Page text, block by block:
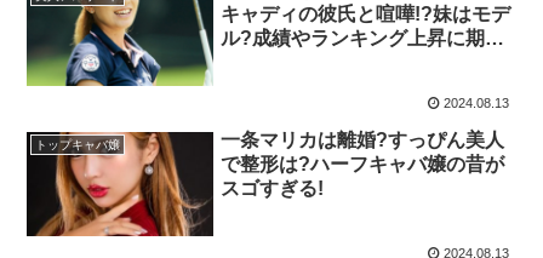
キャディの彼氏と喧嘩!?妹はモデ
ル?成績やランキング上昇に期
2024.08.13
トップキャバ嬢
一条マリカは離婚?すっぴん美人
で整形は?ハーフキャバ嬢の昔が
スゴすぎる!
2024.08.13